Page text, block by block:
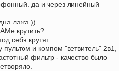
да и через линейный
лажа ))
крутить?
себя крутят
и компом "ветвитель" 2в1,
фильтр - качество было